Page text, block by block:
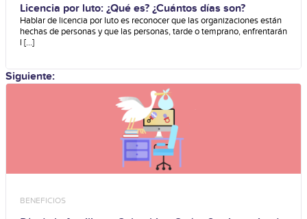
Licencia por luto: ¿Qué es? ¿Cuántos días son?
Hablar de licencia por luto es reconocer que las organizaciones están
hechas de personas y que las personas, tarde o temprano, enfrentarán
l [...]
Siguiente:
BENEFICIOS